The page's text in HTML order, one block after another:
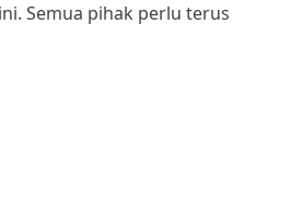
Semua pihak perlu terus